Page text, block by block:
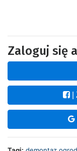
Zaloguj się